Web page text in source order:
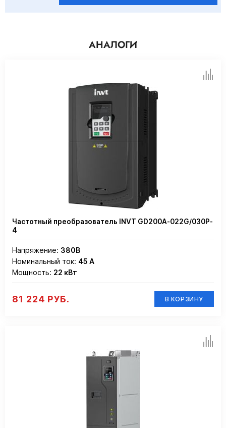
АНАЛОГИ
Частотный преобразователь INVT GD200A-022G/030P-
4
Напряжение: 380В
Номинальный ток: 45 А
Мощность: 22 кВт
81 224 РУБ. В КОРЗИНУ